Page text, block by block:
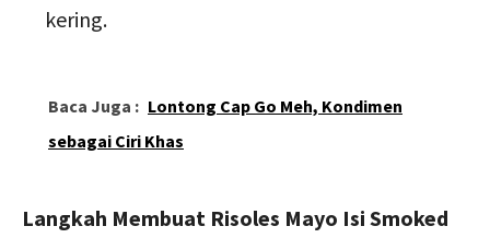
kering.
Baca Juga : Lontong Cap Go Meh, Kondimen
sebagai Ciri Khas
Langkah Membuat Risoles Mayo Isi Smoked